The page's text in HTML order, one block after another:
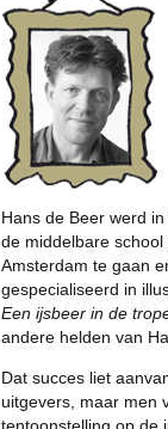
Hans de Beer werd
de middelbare
Amsterdam te gaan
gespecialiseerd in
Een ijsbeer in de
andere helden van
Dat succes liet
uitgevers, maar men